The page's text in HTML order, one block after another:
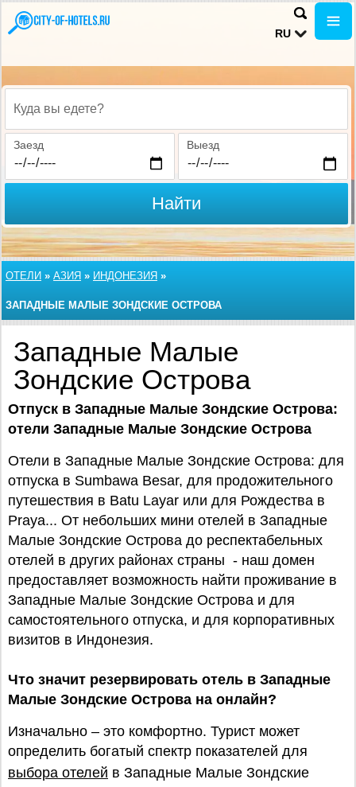
RU
Куда вы едете?
Заезд Выезд
Найти
ОТЕЛИ » АЗИЯ » ИНДОНЕЗИЯ »
ЗАПАДНЫЕ МАЛЫЕ ЗОНДСКИЕ ОСТРОВА
Западные Малые
Зондские Острова
Отпуск в Западные Малые Зондские Острова:
отели Западные Малые Зондские Острова
Отели в Западные Малые Зондские Острова: для
отпуска в Sumbawa Besar, для продожительного
путешествия в Batu Layar или для Рождества в
Praya... От небольших мини отелей в Западные
Малые Зондские Острова до респектабельных
отелей в других районах страны - наш домен
предоставляет возможность найти проживание в
Западные Малые Зондские Острова и для
самостоятельного отпуска, и для корпоративных
визитов в Индонезия.
Что значит резервировать отель в Западные
Малые Зондские Острова на онлайн?
Изначально – это комфортно. Турист может
определить богатый спектр показателей для
выбора отелей в Западные Малые Зондские